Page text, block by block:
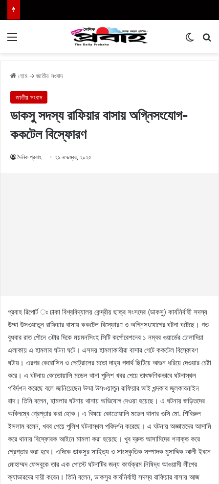
হোম → জাতীয় সংবাদ
জাতীয় সংবাদ
ডাকসু সদস্য রাফিয়ার বাসায় অগ্নিসংযোগ-
ককটেল বিস্ফোরণ
দৈনিক প্রবাহ ২১ নভেম্বর, ২০২৫
প্রবাহ রিপোর্ট ঃ ঢাকা বিশ্ববিদ্যালয় কেন্দ্রীয় ছাত্র সংসদের (ডাকসু) কার্যনির্বাহী সদস্য
উম্মা উসওয়াতুন রাফিয়ার বাসায় ককটেল বিস্ফোরণ ও অগ্নিসংযোগের ঘটনা ঘটেছে। গত
বুধবার রাত পৌনে ৩টার দিকে ময়মনসিংহ সিটি কর্পোরেশনের ১ নম্বর ওয়ার্ডের ঢোলাদিয়া
এলাকায় এ হামলার ঘটনা ঘটে। এসময় হামলাকারীরা বাসার গেটে ককটেল বিস্ফোরণ
ঘটায়। এরপর কেরোসিন ও পেট্রোলের মতো দাহ্য পদার্থ ছিটিয়ে আগুন ধরিয়ে দেওয়ার চেষ্টা
করে। এ ঘটনায় কোতোয়ালি মডেল থানা পুলিশ খবর পেয়ে তাৎক্ষণিকভাবে ঘটনাস্থল
পরির্দশন করেছে বলে জানিয়েছেন উম্মা উসওয়াতুন রাফিয়ার ভাই খন্দকার জুলকারনাইন
রাদ। তিনি বলেন, হামলার ঘটনায় থানায় অভিযোগ দেওয়া হয়েছে। এ ঘটনায় জড়িতদের
অবিলম্বে গ্রেপ্তার করা হোক। এ বিষয়ে কোতোয়ালি মডেল থানার ওসি মো. শিবিরুল
ইসলাম বলেন, খবর পেয়ে পুলিশ ঘটনাস্থল পরিদর্শন করেছে। এ ঘটনায় অজ্ঞাতদের আসামি
করে থানায় বিস্ফোরক আইনে মামলা করা হয়েছে। খুব দ্রুত আসামিদের শনাক্ত করে
গ্রেপ্তার করা হবে। এদিকে ডাকসুর সাহিত্য ও সাংস্কৃতিক সম্পাদক মুসাদ্দিক আলী ইবনে
মোহাম্মদ ফেসবুকে তার এক পোস্টে ঘটনাটির জন্য কার্যক্রম নিষিদ্ধ আওয়ামী লীগের
ক্যাডারদের দায়ী করেন। তিনি বলেন, ডাকসুর কার্যনির্বাহী সদস্য রাফিয়ার বাসায় আজ